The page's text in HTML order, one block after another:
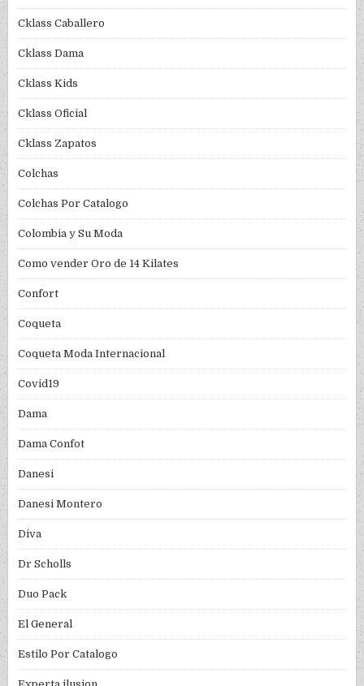
Cklass Caballero
Cklass Dama
Cklass Kids
Cklass Oficial
Cklass Zapatos
Colchas
Colchas Por Catalogo
Colombia y Su Moda
Como vender Oro de 14 Kilates
Confort
Coqueta
Coqueta Moda Internacional
Covid19
Dama
Dama Confot
Danesi
Danesi Montero
Diva
Dr Scholls
Duo Pack
El General
Estilo Por Catalogo